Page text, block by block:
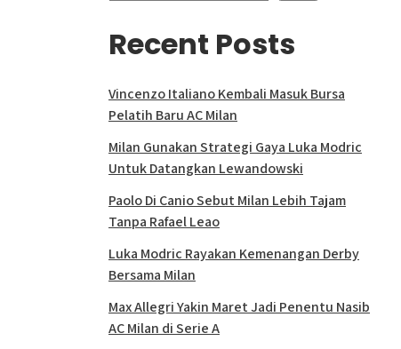
Recent Posts
Vincenzo Italiano Kembali Masuk Bursa
Pelatih Baru AC Milan
Milan Gunakan Strategi Gaya Luka Modric
Untuk Datangkan Lewandowski
Paolo Di Canio Sebut Milan Lebih Tajam
Tanpa Rafael Leao
Luka Modric Rayakan Kemenangan Derby
Bersama Milan
Max Allegri Yakin Maret Jadi Penentu Nasib
AC Milan di Serie A